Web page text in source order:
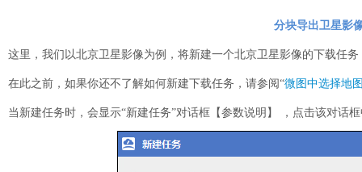
分块导出卫星影
这里，我们以北京卫星影像为例，将新建一个北京卫星影像的下载任
在此之前，如果你还不了解如何新建下载任务，请参阅“微图中选择地
当新建任务时，会显示“新建任务”对话框【参数说明】 ，点击该对话